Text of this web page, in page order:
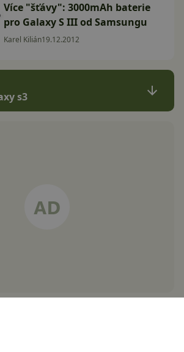
Více "šťávy": 3000mAh baterie
pro Galaxy S III od Samsungu
Karel Kilián19.12.2012
s3